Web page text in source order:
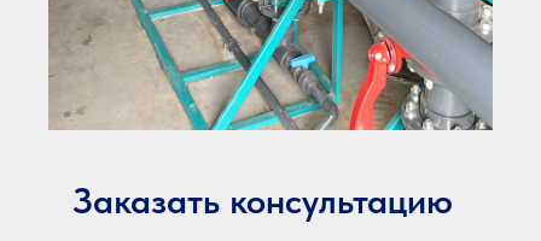
Заказать консультацию